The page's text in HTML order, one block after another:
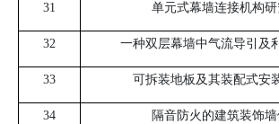
31 单元式幕墙连接机构研
32 一种双层幕墙中气流导引及
33 可拆装地板及其装配式安
34 隔音防火的建筑装饰